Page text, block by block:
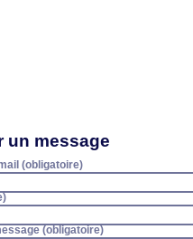
un message
(obligatoire)
(obligatoire)